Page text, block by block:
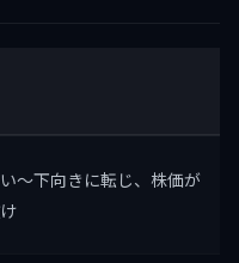
〜下向きに転じ、株価が